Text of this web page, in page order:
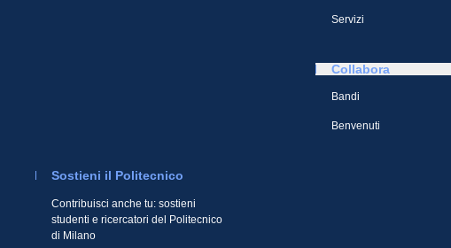
Servizi
Collabora
Bandi
Benvenuti
Sostieni il Politecnico
Contribuisci anche tu: sostieni
studenti e ricercatori del Politecnico
di Milano